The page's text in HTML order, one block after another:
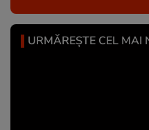
URMĂREȘTE CEL MAI